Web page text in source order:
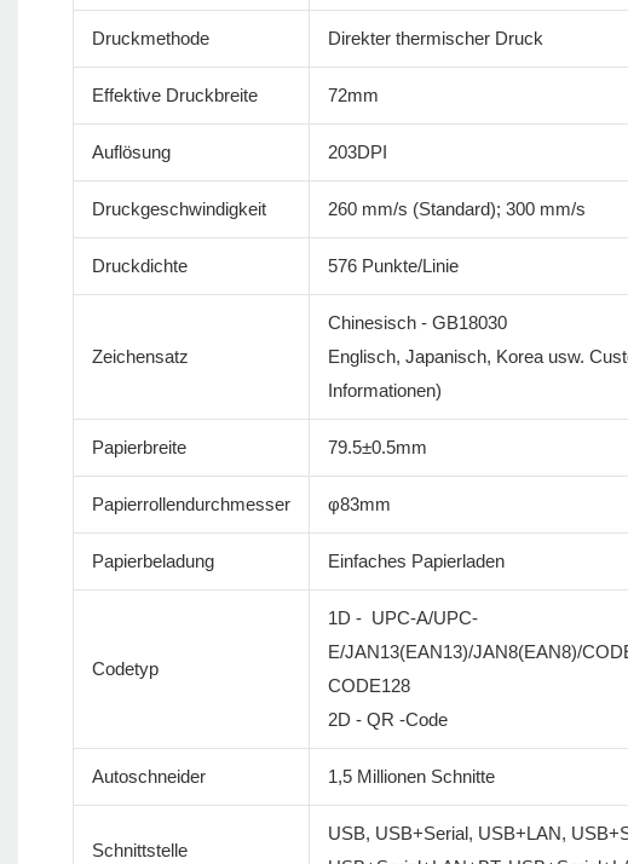
Druckmethode Direkter thermischer Druck
Effektive Druckbreite 72mm
Auflösung 203DPI
Druckgeschwindigkeit 260 mm/s (Standard); 300 mm/s
Druckdichte 576 Punkte/Linie
Zeichensatz
Chinesisch - GB18030
Englisch, Japanisch, Korea usw.
Informationen)
Papierbreite 79.5±0.5mm
Papierrollendurchmesser φ83mm
Papierbeladung Einfaches Papierladen
Codetyp
1D - UPC-A/UPC-
E/JAN13(EAN13)/JAN8(EAN8)/
CODE128
2D - QR -Code
Autoschneider 1,5 Millionen Schnitte
Schnittstelle
USB, USB+Serial, USB+LAN,